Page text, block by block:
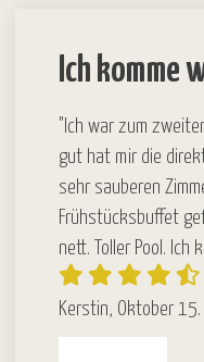
Ich komme
"Ich war zum
gut hat mir die
sehr sauberen
Frühstücksbuffet
nett. Toller Pool. Ich
Kerstin, Oktober